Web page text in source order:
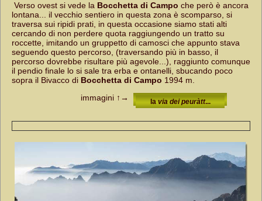
Verso ovest si vede la Bocchetta di Campo che però è ancora
lontana... il vecchio sentiero in questa zona è scomparso, si
traversa sui ripidi prati, in questa occasione siamo stati alti
cercando di non perdere quota raggiungendo un tratto su
roccette, imitando un gruppetto di camosci che appunto stava
seguendo questo percorso, (traversando più in basso, il
percorso dovrebbe risultare più agevole...), raggiunto comunque
il pendio finale lo si sale tra erba e ontanelli, sbucando poco
sopra il Bivacco di Bocchetta di Campo 1994 m.
lavia dei peuràtt...
immagini ↑→